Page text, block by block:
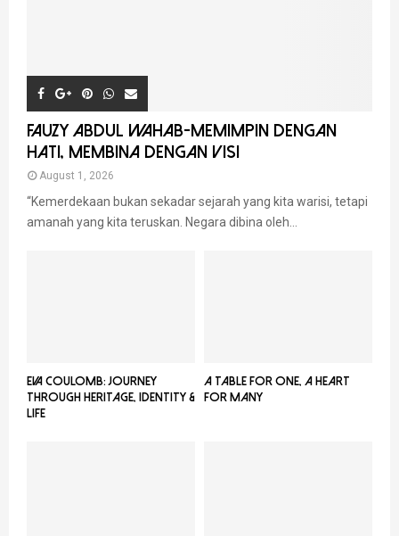
FAUZY ABDUL WAHAB-MEMIMPIN DENGAN
HATI, MEMBINA DENGAN VISI
August 1, 2026
“Kemerdekaan bukan sekadar sejarah yang kita warisi, tetapi
amanah yang kita teruskan. Negara dibina oleh...
EVA COULOMB: JOURNEY
THROUGH HERITAGE, IDENTITY &
LIFE
A TABLE FOR ONE, A HEART
FOR MANY